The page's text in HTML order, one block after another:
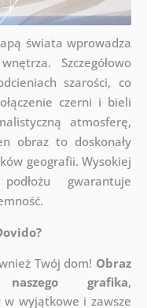
świata wprowadza
Szczegółowo
szarości, co
czerni i bieli
atmosferę,
obraz to doskonały
geografii. Wysokiej
gwarantuje
Twój dom! Obraz
grafika,
w wyjątkowe i zawsze